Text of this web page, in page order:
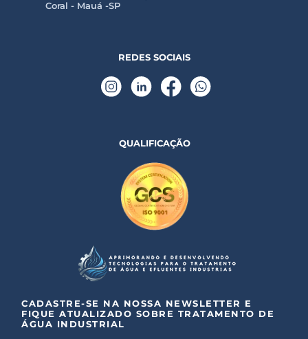
Coral - Mauá -SP
REDES SOCIAIS
QUALIFICAÇÃO
CADASTRE-SE NA NOSSA NEWSLETTER E
FIQUE ATUALIZADO SOBRE TRATAMENTO DE
ÁGUA INDUSTRIAL